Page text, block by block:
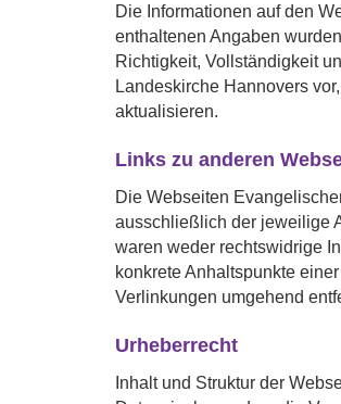
Die Informationen auf den
enthaltenen Angaben
Richtigkeit, Vollständigkeit
Landeskirche Hannovers
aktualisieren.
Links zu anderen
Die Webseiten
ausschließlich der jeweilige
waren weder rechtswidrige
konkrete Anhaltspunkte
Verlinkungen umgehend
Urheberrecht
Inhalt und Struktur der